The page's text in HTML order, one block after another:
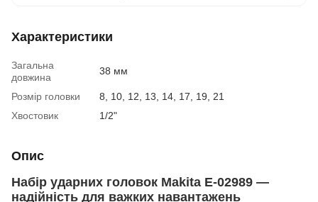
Характеристики
Загальна
довжина
38 мм
Розмір головки
8, 10, 12, 13, 14, 17, 19, 21
Хвостовик
1/2"
Опис
Набір ударних головок Makita E-02989 —
надійність для важких навантажень